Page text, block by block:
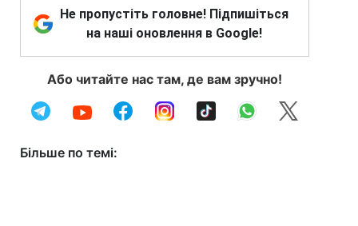
Не пропустіть головне! Підпишіться
на наші оновлення в Google!
Або читайте нас там, де вам зручно!
Більше по темі: